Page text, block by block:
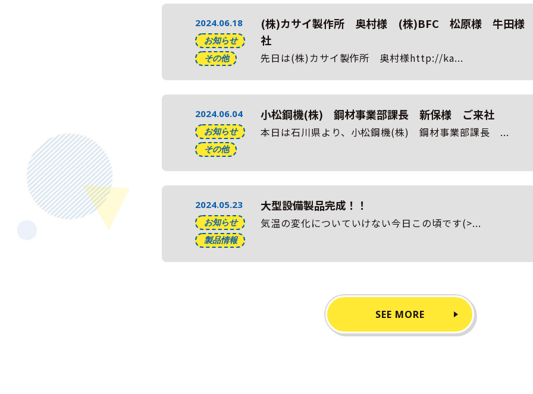
2024.06.18
お知らせ
その他
(株)カサイ製作所 奥村様 (株)BFC 松原様 牛田
社
先日は(株)カサイ製作所 奥村様http://ka...
2024.06.04
お知らせ
その他
小松鋼機(株) 鋼材事業部課長 新保様 ご来社
本日は石川県より、小松鋼機(株) 鋼材事業部課長 ...
2024.05.23
お知らせ
製品情報
大型設備製品完成！！
気温の変化についていけない今日この頃です(>...
SEE MORE